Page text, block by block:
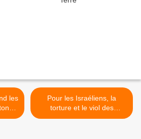
Pour les Israéliens, la
torture et le viol des
prisonniers palestiniens font